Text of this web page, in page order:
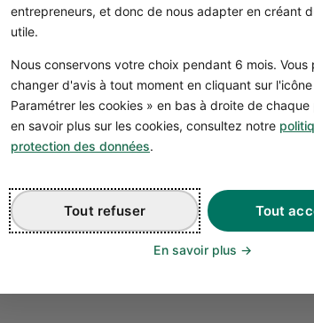
entrepreneurs, et donc de nous adapter en créant
utile.
Nous conservons votre choix pendant 6 mois. Vous
changer d'avis à tout moment en cliquant sur l'icône
Paramétrer les cookies » en bas à droite de chaque
en savoir plus sur les cookies, consultez notre
protection des données.
Tout
Tout refuser
En savoir plus
on ouvrir une
?
est tout à fait possible d'ouvrir une
La loi prévoit différentes
Soit, vous justifiez d'au moins trois ans
Soit,vous embauchez un salarié qui
Soit,
vous exercez aux côtés de votre
poissonnerie.